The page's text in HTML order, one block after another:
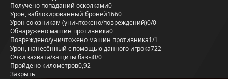
Получено попаданий осколками0
Урон, заблокированный бронёй1660
Урон союзникам (уничтожено/повреждений)0/0
Обнаружено машин противника0
Повреждено/уничтожено машин противника1/1
Урон, нанесённый с помощью данного игрока722
Очки захвата/защиты базы0/0
Пройдено километров0,92
Закрыть